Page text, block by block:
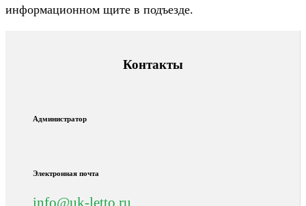
информационном щите в подъезде.
Контакты
Администратор
Электронная почта
info@uk-letto.ru